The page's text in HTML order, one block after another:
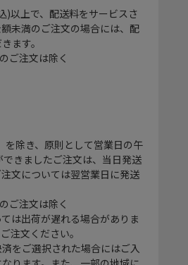
)以上で、配送料をサービスさ
未満のご注文の場合には、配
ます。
ご注文は除く
除き、原則として営業日の午
きましたご注文は、当日発送
文については翌営業日に発送
ご注文は除く
は出荷が遅れる場合がありま
注文ください。
をご選択された場合にはご入